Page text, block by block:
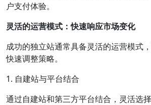
户支付体验。
灵活的运营模式：快速响应市场变化
成功的独立站通常具备灵活的运营模式
快速调整策略。
1. 自建站与平台结合
通过自建站和第三方平台结合，灵活选